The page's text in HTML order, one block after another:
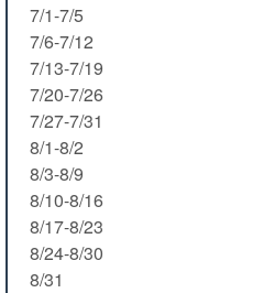
7/1-7/5
7/6-7/12
7/13-7/19
7/20-7/26
7/27-7/31
8/1-8/2
8/3-8/9
8/10-8/16
8/17-8/23
8/24-8/30
8/31